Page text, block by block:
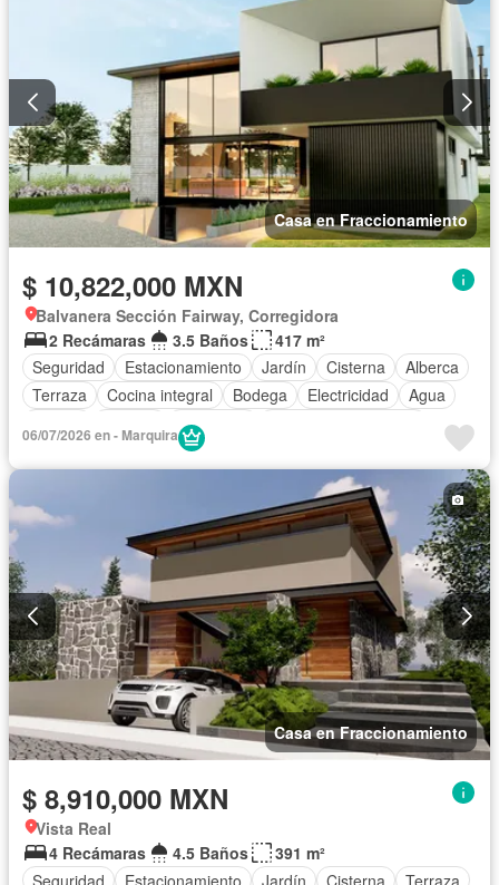
Casa en Fraccionamiento
$ 10,822,000 MXN
Balvanera Sección Fairway, Corregidora
2 Recámaras
3.5 Baños
417 m²
Seguridad
Estacionamiento Jardín Cisterna
Alberca
Terraza
Cocina integral Bodega Electricidad
Agua
Despacho
Caseta de vigilancia
06/07/2026 en - Marquira
Casa en Fraccionamiento
$ 8,910,000 MXN
Vista Real
4 Recámaras
4.5 Baños
391 m²
Seguridad
Estacionamiento Jardín Cisterna Terraza